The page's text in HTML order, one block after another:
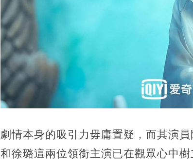
劇情本身的吸引力毋庸置疑，而其演
和徐璐這兩位領銜主演已在觀眾心中